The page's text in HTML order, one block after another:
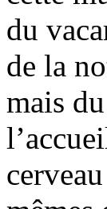
du
de la
mais